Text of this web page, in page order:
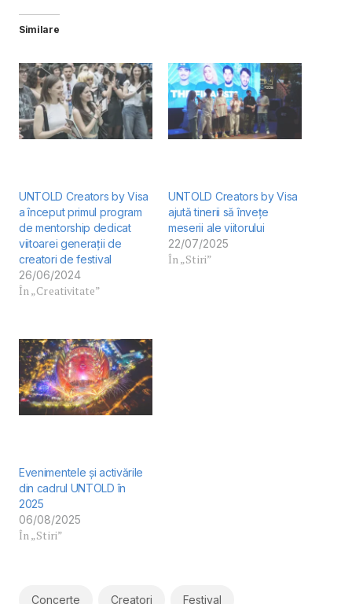
Similare
UNTOLD Creators by Visa
a început primul program
de mentorship dedicat
viitoarei generații de
creatori de festival­
26/06/2024
În „Creativitate”
UNTOLD Creators by Visa
ajută tinerii să învețe
meserii ale viitorului
22/07/2025
În „Stiri”
Evenimentele și activările
din cadrul UNTOLD în
2025
06/08/2025
În „Stiri”
Concerte Creatori Festival